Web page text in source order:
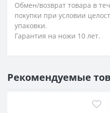
Обмен/возврат товара в
покупки при условии
упаковки.
Гарантия на ножи 10 лет.
Рекомендуемые